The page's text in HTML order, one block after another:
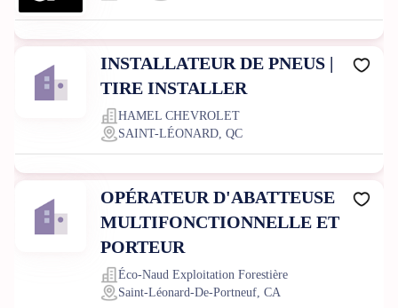
INSTALLATEUR DE PNEUS |
TIRE INSTALLER
HAMEL CHEVROLET
SAINT-LÉONARD, QC
OPÉRATEUR D'ABATTEUSE
MULTIFONCTIONNELLE ET
PORTEUR
Éco-Naud Exploitation Forestière
Saint-Léonard-De-Portneuf, CA